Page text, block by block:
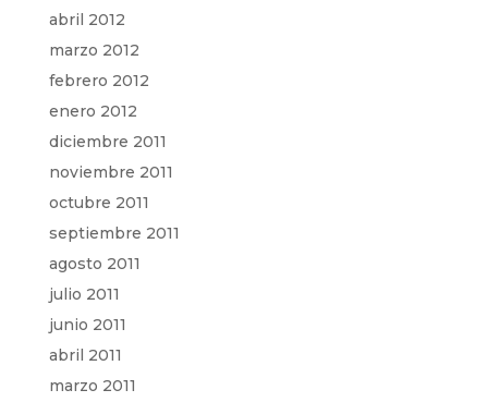
abril 2012
marzo 2012
febrero 2012
enero 2012
diciembre 2011
noviembre 2011
octubre 2011
septiembre 2011
agosto 2011
julio 2011
junio 2011
abril 2011
marzo 2011